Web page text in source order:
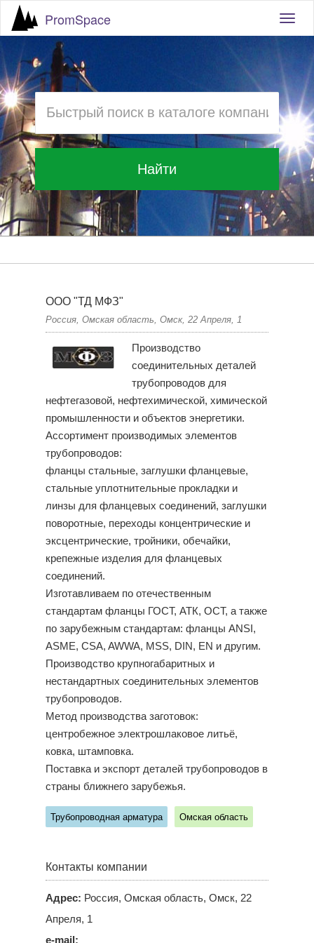
PromSpace
Найти
ООО "ТД МФЗ"
Россия, Омская область, Омск, 22 Апреля, 1
Производство
соединительных деталей
трубопроводов для
нефтегазовой, нефтехимической, химической
промышленности и объектов энергетики.
Ассортимент производимых элементов
трубопроводов:
фланцы стальные, заглушки фланцевые,
стальные уплотнительные прокладки и
линзы для фланцевых соединений, заглушки
поворотные, переходы концентрические и
эксцентрические, тройники, обечайки,
крепежные изделия для фланцевых
соединений.
Изготавливаем по отечественным
стандартам фланцы ГОСТ, АТК, ОСТ, а также
по зарубежным стандартам: фланцы ANSI,
ASME, CSA, AWWA, MSS, DIN, EN и другим.
Производство крупногабаритных и
нестандартных соединительных элементов
трубопроводов.
Метод производства заготовок:
центробежное электрошлаковое литьё,
ковка, штамповка.
Поставка и экспорт деталей трубопроводов в
страны ближнего зарубежья.
Трубопроводная арматура Омская область
Контакты компании
Адрес: Россия, Омская область, Омск, 22
Апреля, 1
e-mail: